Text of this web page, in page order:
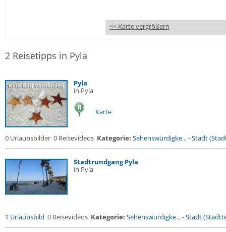
<< Karte vergrößern
2 Reisetipps in Pyla
Pyla
in Pyla
Karte
0 Urlaubsbilder 0 Reisevideos Kategorie: Sehenswürdigke...-Stadt
Stadtrundgang Pyla
in Pyla
1 Urlaubsbild 0 Reisevideos Kategorie: Sehenswürdigke...-Stadt